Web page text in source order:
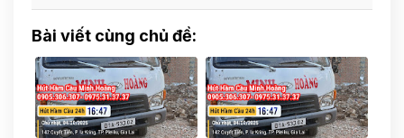
Bài viết cùng chủ đề: